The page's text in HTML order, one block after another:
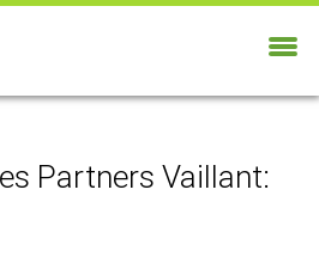
Partners Vaillant: